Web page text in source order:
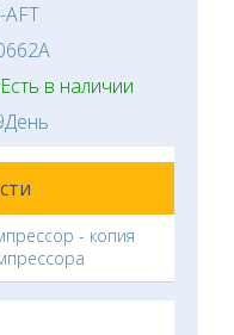
в наличии
- копия